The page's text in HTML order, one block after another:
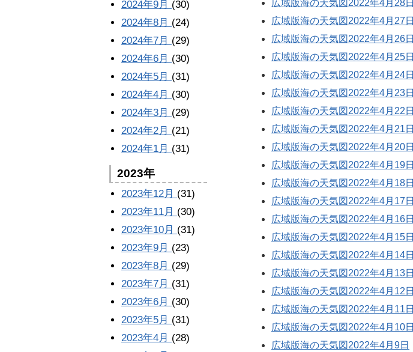
広域版海の天気図2022年4月28日
広域版海の天気図2022年4月27日
広域版海の天気図2022年4月26日
広域版海の天気図2022年4月25日
広域版海の天気図2022年4月24日
広域版海の天気図2022年4月23日
広域版海の天気図2022年4月22日
広域版海の天気図2022年4月21日
広域版海の天気図2022年4月20日
広域版海の天気図2022年4月19日
広域版海の天気図2022年4月18日
広域版海の天気図2022年4月17日
広域版海の天気図2022年4月16日
広域版海の天気図2022年4月15日
広域版海の天気図2022年4月14日
広域版海の天気図2022年4月13日
広域版海の天気図2022年4月12日
広域版海の天気図2022年4月11日
広域版海の天気図2022年4月10日
広域版海の天気図2022年4月9日
2024年9月 (30)
2024年8月 (24)
2024年7月 (29)
2024年6月 (30)
2024年5月 (31)
2024年4月 (30)
2024年3月 (29)
2024年2月 (21)
2024年1月 (31)
2023年
2023年12月 (31)
2023年11月 (30)
2023年10月 (31)
2023年9月 (23)
2023年8月 (29)
2023年7月 (31)
2023年6月 (30)
2023年5月 (31)
2023年4月 (28)